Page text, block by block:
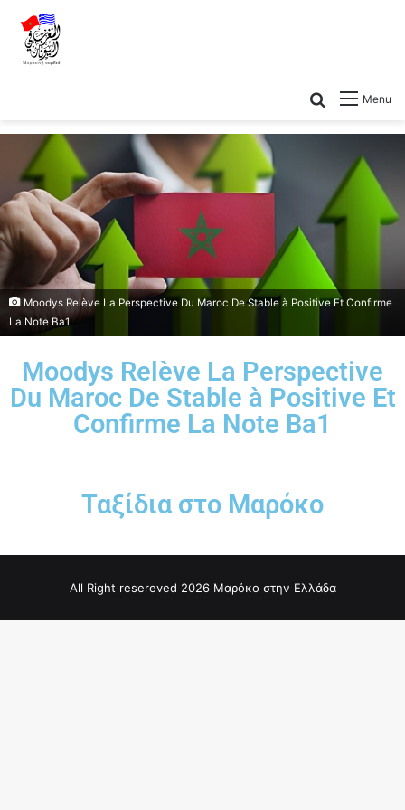
Menu
Moodys Relève La Perspective Du Maroc De Stable à Positive Et Confirme
La Note Ba1
Moodys Relève La Perspective
Du Maroc De Stable à Positive Et
Confirme La Note Ba1
Ταξίδια στο Μαρόκο
All Right resereved 2026 Μαρόκο στην Ελλάδα